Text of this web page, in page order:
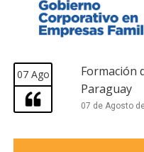
07 Ago
Formación
Paraguay
07 de Agosto